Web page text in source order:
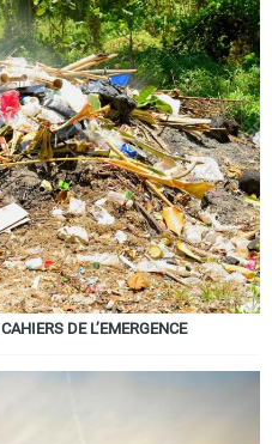
DE L’EMERGENCE